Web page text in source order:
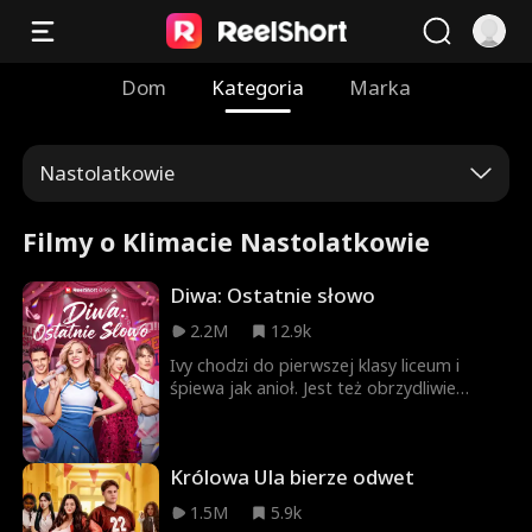
Dom Kategoria Marka
Nastolatkowie
Filmy o Klimacie Nastolatkowie
Diwa: Ostatnie słowo
2.2M
12.9k
Ivy chodzi do pierwszej klasy liceum i
śpiewa jak anioł. Jest też obrzydliwie
Vanessy, wydaje jej się, że w końcu trafiła
na bratnią duszę. Niestety, Vanessa
traktuje Ivy jak zwykłe popychadło i
Królowa Ula bierze odwet
1.5M
5.9k